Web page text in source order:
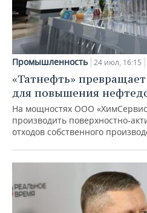
Промышленность 24 июл, 16:15
«Татнефть»
для повышения
На мощностях ООО
производить поверхностно-
отходов собственного